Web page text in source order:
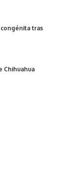
tras
Chihuahua